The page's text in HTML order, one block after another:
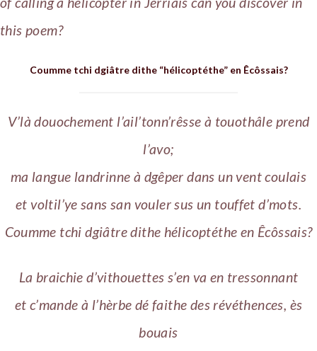
this poem?
Coumme tchi dgiâtre dithe “hélicoptéthe” en Êcôssais?
V’là douochement l’ail’tonn’rêsse à touothâle prend
l’avo;
ma langue landrinne à dgêper dans un vent coulais
et voltil’ye sans san vouler sus un touffet d’mots.
Coumme tchi dgiâtre dithe hélicoptéthe en Êcôssais?
La braichie d’vithouettes s’en va en tressonnant
et c’mande à l’hèrbe dé faithe des révéthences, ès
bouais